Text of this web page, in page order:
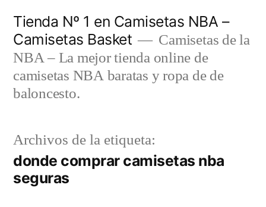
contenido
Tienda Nº 1 en Camisetas NBA –
Camisetas Basket
Camisetas de la
NBA – La mejor tienda online de
camisetas NBA baratas y ropa de de
baloncesto.
Archivos de la etiqueta:
donde comprar camisetas nba
seguras